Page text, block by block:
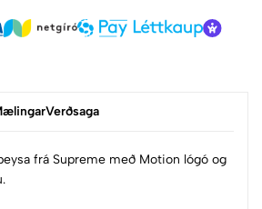
Verðsaga
frá Supreme með Motion lógó og